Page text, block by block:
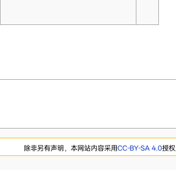
除非另有声明，本网站内容采用CC-BY-SA 4.0授权